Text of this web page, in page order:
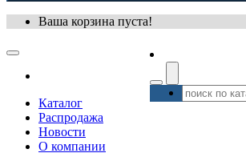
Ваша корзина пуста!
Каталог
Распродажа
Новости
О компании